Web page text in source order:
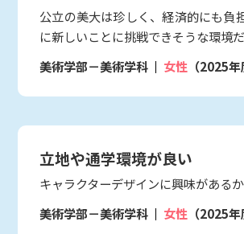
公立の美大は珍しく、経済的にも負
に新しいことに挑戦できそうな環境
美術学部－美術学科
女性 （2025年
立地や通学環境が良い
キャラクターデザインに興味がある
美術学部－美術学科
女性 （2025年